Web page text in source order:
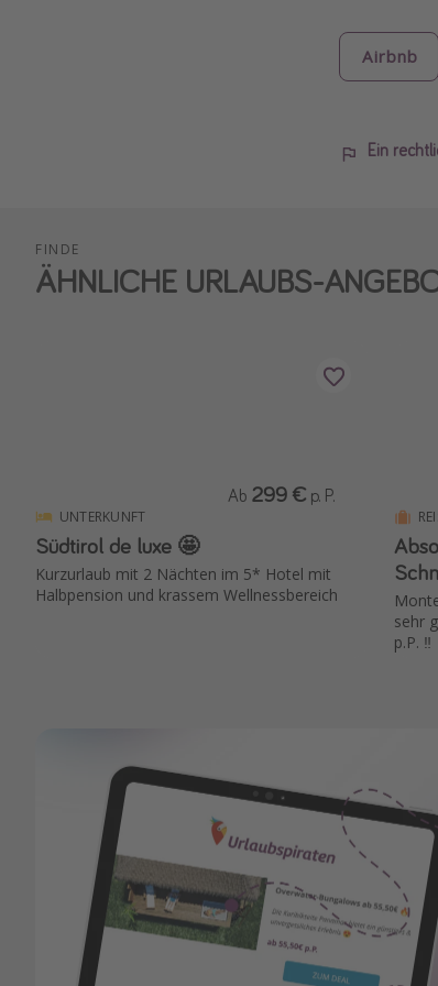
Airbnb
Ein
FINDE
ÄHNLICHE URLAUBS-
UNTERKUNFT
Südtirol de luxe 🤩
Kurzurlaub mit 2 Nächten im 5* Hotel mit
Halbpension und krassem Wellnessbereich
Ab 299 € p. P.
sehr
p.P. ‼️